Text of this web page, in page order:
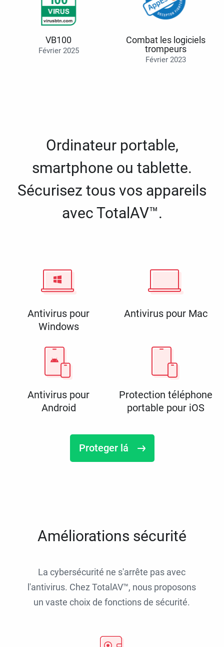
VB100
Février 2025
Combat les logiciels
trompeurs
Février 2023
Ordinateur portable,
smartphone ou tablette.
Sécurisez tous vos appareils
avec TotalAV™.
Antivirus pour
Windows
Antivirus pour Mac
Antivirus pour
Android
Protection téléphone
portable pour iOS
Proteger lá
Améliorations sécurité
La cybersécurité ne s'arrête pas avec
l'antivirus. Chez TotalAV™, nous proposons
un vaste choix de fonctions de sécurité.